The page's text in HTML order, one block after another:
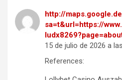
http://
sa=t&url=https://
15 de julio de 2026 a
References: